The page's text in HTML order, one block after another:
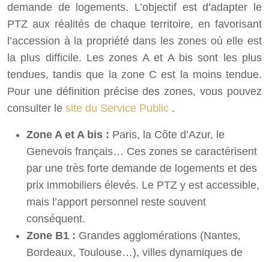
demande de logements. L’objectif est d’adapter le
PTZ aux réalités de chaque territoire, en favorisant
l’accession à la propriété dans les zones où elle est
la plus difficile. Les zones A et A bis sont les plus
tendues, tandis que la zone C est la moins tendue.
Pour une définition précise des zones, vous pouvez
consulter le site du Service Public .
Zone A et A bis : Paris, la Côte d’Azur, le
Genevois français… Ces zones se caractérisent
par une très forte demande de logements et des
prix immobiliers élevés. Le PTZ y est accessible,
mais l’apport personnel reste souvent
conséquent.
Zone B1 : Grandes agglomérations (Nantes,
Bordeaux, Toulouse…), villes dynamiques de